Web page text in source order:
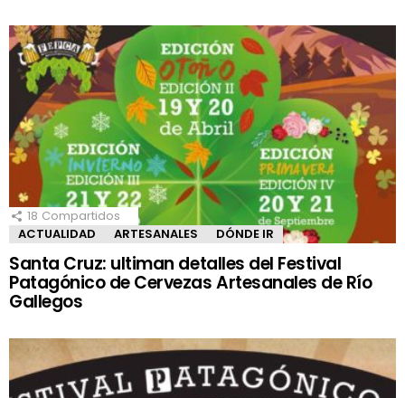
18 Compartidos
ACTUALIDAD
ARTESANALES DÓNDE IR
Santa Cruz: ultiman detalles del Festival
Patagónico de Cervezas Artesanales de Río
Gallegos